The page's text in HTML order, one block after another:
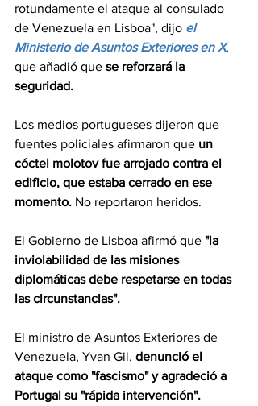
rotundamente el ataque al consulado
de Venezuela en Lisboa", dijo el
Ministerio de Asuntos Exteriores en X,
que añadió que se reforzará la
seguridad.
Los medios portugueses dijeron que
fuentes policiales afirmaron que un
cóctel molotov fue arrojado contra el
edificio, que estaba cerrado en ese
momento. No reportaron heridos.
El Gobierno de Lisboa afirmó que "la
inviolabilidad de las misiones
diplomáticas debe respetarse en todas
las circunstancias".
El ministro de Asuntos Exteriores de
Venezuela, Yvan Gil, denunció el
ataque como "fascismo" y agradeció a
Portugal su "rápida intervención".